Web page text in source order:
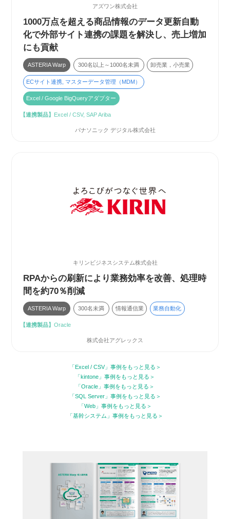
アズワン株式会社
1000万点を超える商品情報のデータ更新自動
化で外部サイト連携の課題を解決し、売上増加
にも貢献
ASTERIA Warp 300名以上～1000名未満 卸売業，小売業
ECサイト連携, マスターデータ管理（MDM）
Excel / Google BigQueryアダプター
【連携製品】 Excel / CSV, SAP Ariba
パナソニック デジタル株式会社
キリンビジネスシステム株式会社
RPAからの刷新により業務効率を改善、処理時
間を約70％削減
ASTERIA Warp 300名未満 情報通信業 業務自動化
【連携製品】Oracle
株式会社アグレックス
「Excel / CSV」事例をもっと見る
「kintone」事例をもっと見る
「Oracle」事例をもっと見る
「SQL Server」事例をもっと見る
「Web」事例をもっと見る
「基幹システム」事例をもっと見る